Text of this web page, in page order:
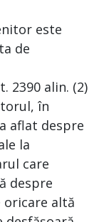
este
de
2390 alin. (2)
în
aflat despre
la
care
despre
oricare altă